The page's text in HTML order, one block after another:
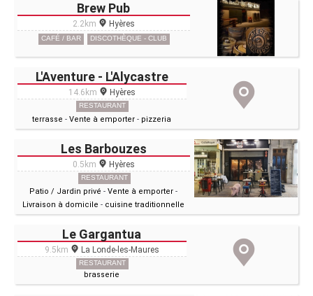
Brew Pub
2.2km Hyères
CAFÉ / BAR DISCOTHÈQUE - CLUB
L'Aventure - L'Alycastre
14.6km Hyères
RESTAURANT
terrasse -Vente à emporter - pizzeria
Les Barbouzes
0.5km Hyères
RESTAURANT
Patio / Jardin privé -Vente à emporter -
Livraison à domicile - cuisine traditionnelle
Le Gargantua
9.5km La Londe-les-Maures
RESTAURANT
brasserie